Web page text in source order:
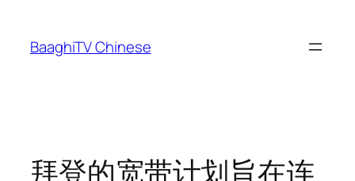
content
BaaghiTV Chinese
拜登的宽带计划旨在连